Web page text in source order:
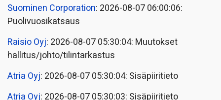
Suominen Corporation: 2026-08-07 06:00:06:
Puolivuosikatsaus
Raisio Oyj: 2026-08-07 05:30:04: Muutokset
hallitus/johto/tilintarkastus
Atria Oyj: 2026-08-07 05:30:04: Sisäpiiritieto
Atria Oyj: 2026-08-07 05:30:03: Sisäpiiritieto